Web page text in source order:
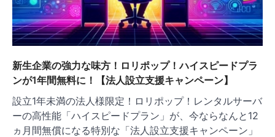
新生企業の強力な味方！ロリポップ！ハイスピードプラ
ンが1年間無料に！【法人設立支援キャンペーン】
設立1年未満の法人様限定！ロリポップ！レンタルサーバ
ーの高性能「ハイスピードプラン」が、今ならなんと12
ヵ月間無償になる特別な「法人設立支援キャンペーン」